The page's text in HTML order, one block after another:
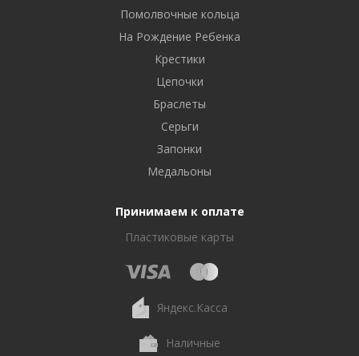
Помолвочные кольца
На Рождение Ребенка
Крестики
Цепочки
Браслеты
Серьги
Запонки
Медальоны
Принимаем к оплате
Пластиковые карты
Яндекс.Касса
Наличные